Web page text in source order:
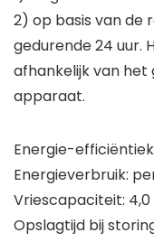
2) op basis van de
gedurende 24 uur.
afhankelijk van het
apparaat.
Energie-
Energieverbruik:
Vriescapaciteit: 4,0
Opslagtijd bij